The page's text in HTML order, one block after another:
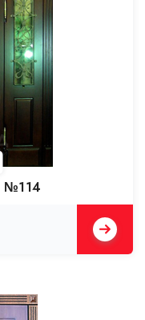
№114